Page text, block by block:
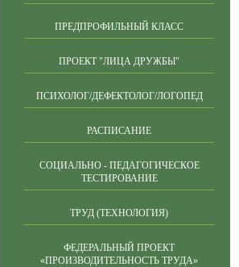
ПРЕДПРОФИЛЬНЫЙ КЛАСС
ПРОЕКТ "ЛИЦА ДРУЖБЫ"
ПСИХОЛОГ/ДЕФЕКТОЛОГ/ЛОГОПЕД
РАСПИСАНИЕ
СОЦИАЛЬНО - ПЕДАГОГИЧЕСКОЕ
ТЕСТИРОВАНИЕ
ТРУД (ТЕХНОЛОГИЯ)
ФЕДЕРАЛЬНЫЙ ПРОЕКТ
«ПРОИЗВОДИТЕЛЬНОСТЬ ТРУДА»